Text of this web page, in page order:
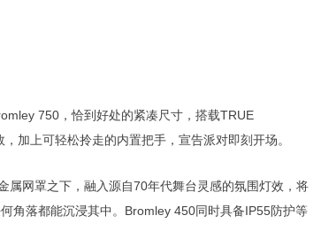
750 ，恰到好处的紧凑尺寸，搭载TRUE
加上可轻松拎走的内置把手 ，宣告派对即刻开场。
属网罩之下，融入源自70年代舞台灵感的氛围灯效，将
角落都能沉浸其中。 Bromley 450 同时具备IP55防护等